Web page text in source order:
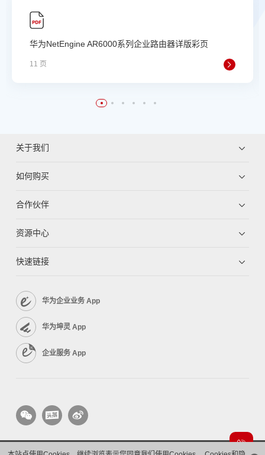
华为NetEngine AR6000系列企业路由器详版彩页
11 页
关于我们
如何购买
合作伙伴
资源中心
快速链接
华为企业业务 App
华为坤灵 App
企业服务 App